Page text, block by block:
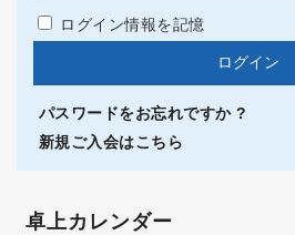
ログイン情報を記憶
パスワードをお忘れですか ?
新規ご入会はこちら
卓上カレンダー